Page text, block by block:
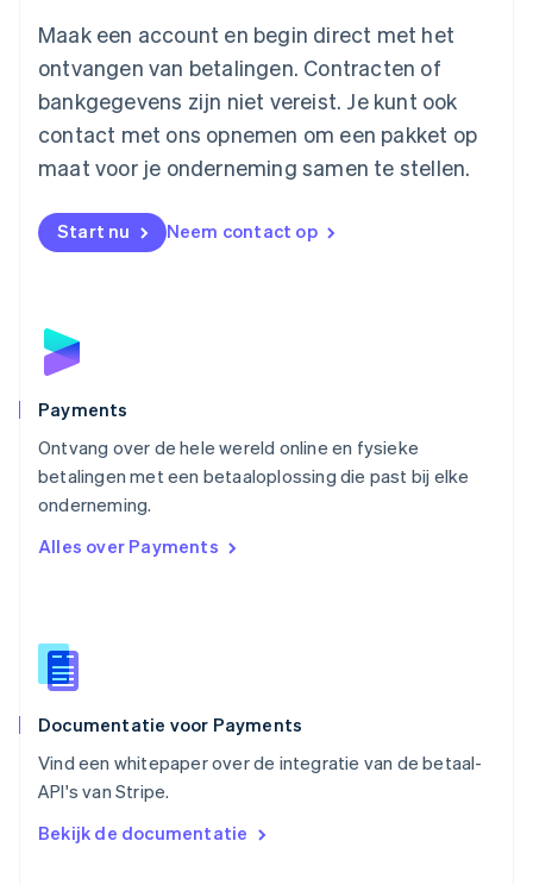
Maak een account en begin direct met het
ontvangen van betalingen. Contracten of
bankgegevens zijn niet vereist. Je kunt ook
contact met ons opnemen om een pakket op
maat voor je onderneming samen te stellen.
Start nu Neem contact op
Payments
Ontvang over de hele wereld online en fysieke
betalingen met een betaaloplossing die past bij elke
onderneming.
Alles over Payments
Documentatie voor Payments
Vind een whitepaper over de integratie van de betaal-
API's van Stripe.
Bekijk de documentatie
English
Malta
English
Mexico
Nederland
NederlandsEnglish
English
Noorwegen
Polen
English
Português
English
Singapore
English简体中文
EnglishItaliano
Español
Thailand
Tsjechië
Vasteland van China
简体中文English
English